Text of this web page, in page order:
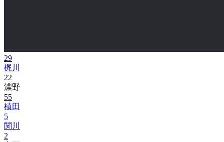
29
梶川
22
濃野
55
植田
5
関川
2